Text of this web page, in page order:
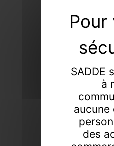
SADDE
à
aucune
des